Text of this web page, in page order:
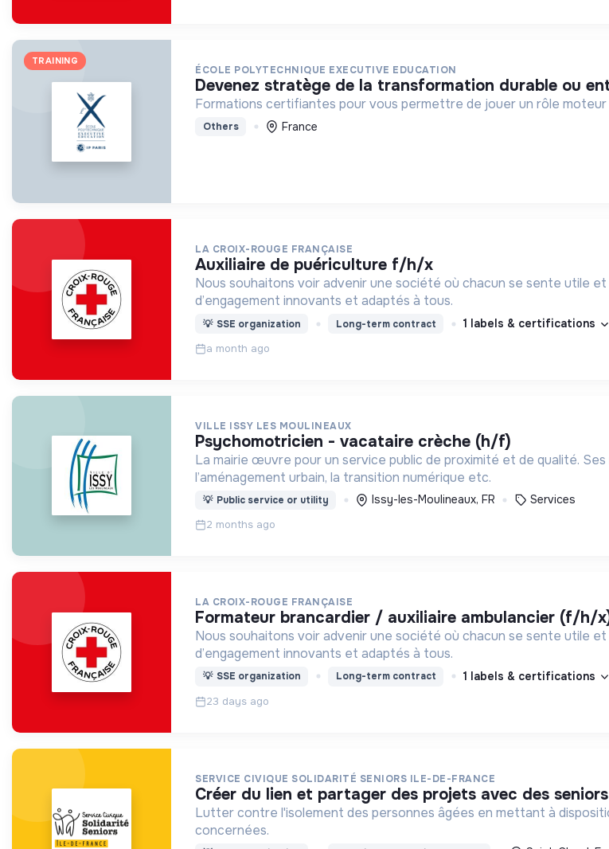
TRAINING
ÉCOLE POLYTECHNIQUE EXECUTIVE EDUCATION
devenez stratège de la transformation durable ou
Formations certifiantes pour vous permettre de jouer un rôle
Others France
LA CROIX-ROUGE FRANÇAISE
auxiliaire de puériculture f/h/x
Nous souhaitons voir advenir une société où chacun se sente utile
d’engagement innovants et adaptés à tous.
💡 SSE organization Long-term contract 1 labels & certifications
a month ago
VILLE ISSY LES MOULINEAUX
psychomotricien - vacataire crèche (h/f)
La mairie œuvre pour un service public de proximité et de qualité.
l’aménagement urbain, la transition numérique etc.
💡 Public service or utility Issy-les-Moulineaux, FR Services
2 months ago
LA CROIX-ROUGE FRANÇAISE
formateur brancardier / auxiliaire ambulancier (f/h/
Nous souhaitons voir advenir une société où chacun se sente utile
d’engagement innovants et adaptés à tous.
💡 SSE organization Long-term contract 1 labels & certifications
23 days ago
SERVICE CIVIQUE SOLIDARITÉ SENIORS ILE-DE-FRANCE
créer du lien et partager des projets avec des
Lutter contre l'isolement des personnes âgées en mettant à
concernées.